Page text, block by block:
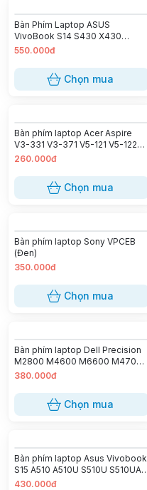
Bàn Phím Laptop ASUS
VivoBook S14 S430 X430
S4300U
550.000đ
Chọn mua
Bàn phím laptop Acer Aspire
V3-331 V3-371 V5-121 V5-122
V5-131 V5-132 V3-171 E3-111 E3-
311 V3-372 (Đen)
260.000đ
Chọn mua
Bàn phím laptop Sony VPCEB
(Đen)
350.000đ
Chọn mua
Bàn phím laptop Dell Precision
M2800 M4600 M6600 M4700
M4800 M6700
380.000đ
Chọn mua
Bàn phím laptop Asus Vivobook
S15 A510 A510U S510U S510UA
S510UR S510UN S510UQ
430.000đ